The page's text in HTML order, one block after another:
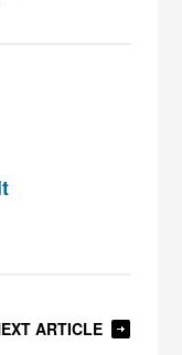
ARTICLE